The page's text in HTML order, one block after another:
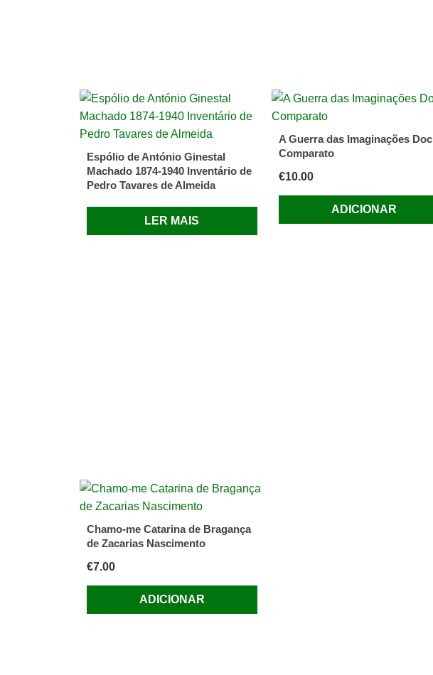
Espólio de António Ginestal
Machado 1874-1940 Inventário de
Pedro Tavares de Almeida
LER MAIS
A Guerra das Imaginações Doc
Comparato
€10.00
ADICIONAR
Chamo-me Catarina de Bragança
de Zacarias Nascimento
€7.00
ADICIONAR